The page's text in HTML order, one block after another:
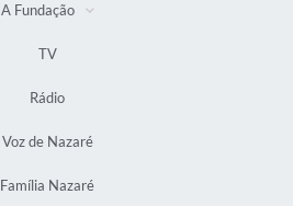
A Fundação
TV
Rádio
Voz de Nazaré
Família Nazaré